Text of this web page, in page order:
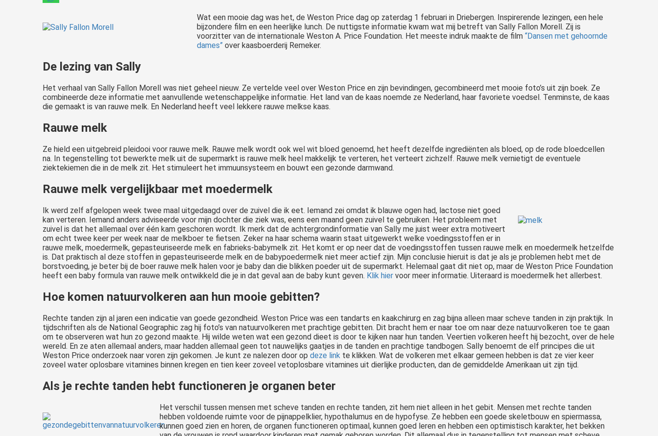
Wat een mooie dag was het, de Weston Price dag op zaterdag 1 februari in Driebergen. Inspirerende lezingen, een hele
bijzondere film en een heerlijke lunch. De nuttigste informatie kwam wat mij betreft van Sally Fallon Morell. Zij is
voorzitter van de internationale Weston A. Price Foundation. Het meeste indruk maakte de film “Dansen met gehoornde
dames” over kaasboerderij Remeker.
De lezing van Sally
Het verhaal van Sally Fallon Morell was niet geheel nieuw. Ze vertelde veel over Weston Price en zijn bevindingen, gecombineerd met mooie foto’s uit zijn boek. Ze
combineerde deze informatie met aanvullende wetenschappelijke informatie. Het land van de kaas noemde ze Nederland, haar favoriete voedsel. Tenminste, de kaas
die gemaakt is van rauwe melk. En Nederland heeft veel lekkere rauwe melkse kaas.
Rauwe melk
Ze hield een uitgebreid pleidooi voor rauwe melk. Rauwe melk wordt ook wel wit bloed genoemd, het heeft dezelfde ingrediënten als bloed, op de rode bloedcellen
na. In tegenstelling tot bewerkte melk uit de supermarkt is rauwe melk heel makkelijk te verteren, het verteert zichzelf. Rauwe melk vernietigt de eventuele
ziektekiemen die in de melk zit. Het stimuleert het immuunsysteem en bouwt een gezonde darmwand.
Rauwe melk vergelijkbaar met moedermelk
Ik werd zelf afgelopen week twee maal uitgedaagd over de zuivel die ik eet. Iemand zei omdat ik blauwe ogen had, lactose niet goed
kan verteren. Iemand anders adviseerde voor mijn dochter die ziek was, eens een maand geen zuivel te gebruiken. Het probleem met
zuivel is dat het allemaal over één kam geschoren wordt. Ik merk dat de achtergrondinformatie van Sally me juist weer extra motiveert
om echt twee keer per week naar de melkboer te fietsen. Zeker na haar schema waarin staat uitgewerkt welke voedingsstoffen er in
rauwe melk, moedermelk, gepasteuriseerde melk en fabrieks-babymelk zit. Het komt er op neer dat de voedingsstoffen tussen rauwe melk en moedermelk hetzelfde
is. Dat praktisch al deze stoffen in gepasteuriseerde melk en de babypoedermelk niet meer actief zijn. Mijn conclusie hieruit is dat je als je problemen hebt met de
borstvoeding, je beter bij de boer rauwe melk halen voor je baby dan die blikken poeder uit de supermarkt. Helemaal gaat dit niet op, maar de Weston Price Foundation
heeft een baby formula van rauwe melk ontwikkeld die je in dat geval aan de baby kunt geven. Klik hier voor meer informatie. Uiteraard is moedermelk het allerbest.
Hoe komen natuurvolkeren aan hun mooie gebitten?
Rechte tanden zijn al jaren een indicatie van goede gezondheid. Weston Price was een tandarts en kaakchirurg en zag bijna alleen maar scheve tanden in zijn praktijk. In
tijdschriften als de National Geographic zag hij foto’s van natuurvolkeren met prachtige gebitten. Dit bracht hem er naar toe om naar deze natuurvolkeren toe te gaan
om te observeren wat hun zo gezond maakte. Hij wilde weten wat een gezond dieet is door te kijken naar hun tanden. Veertien volkeren heeft hij bezocht, over de hele
wereld. En ze aten allemaal anders, maar hadden allemaal geen tot nauwelijks gaatjes in de tanden en prachtige tandbogen. Sally benoemt de elf principes die uit
Weston Price onderzoek naar voren zijn gekomen. Je kunt ze nalezen door op deze link te klikken. Wat de volkeren met elkaar gemeen hebben is dat ze vier keer
zoveel water oplosbare vitamines binnen kregen en tien keer zoveel vetoplosbare vitamines uit dierlijke producten, dan de gemiddelde Amerikaan uit zijn tijd.
Als je rechte tanden hebt functioneren je organen beter
Het verschil tussen mensen met scheve tanden en rechte tanden, zit hem niet alleen in het gebit. Mensen met rechte tanden
hebben voldoende ruimte voor de pijnappelklier, hypothalumus en de hypofyse. Ze hebben een goede skeletbouw en spiermassa,
kunnen goed zien en horen, de organen functioneren optimaal, kunnen goed leren en hebben een optimistisch karakter, het bekken